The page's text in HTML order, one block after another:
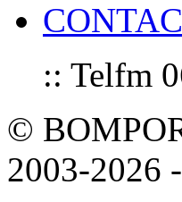
:: Telfm
©
2003-2026